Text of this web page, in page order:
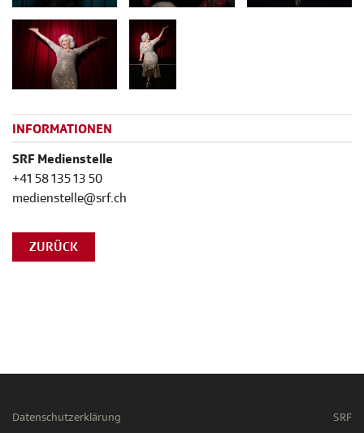
INFORMATIONEN
SRF Medienstelle
+41 58 135 13 50
medienstelle@srf.ch
ZURÜCK
Datenschutzerklärung SRF